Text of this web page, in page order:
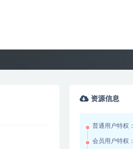
资源信息
普通用户特权：
会员用户特权：